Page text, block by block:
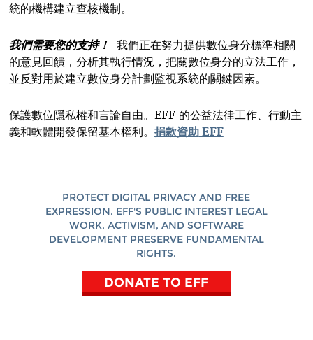
統的機構建立查核機制。
我們需要您的支持！
我們正在努力提供數位身分標準相關
的意見回饋，分析其執行情況，把關數位身分的立法工作，
並反對用於建立數位身分計劃監視系統的關鍵因素。
保護數位隱私權和言論自由。EFF 的公益法律工作、行動主
義和軟體開發保留基本權利。 捐款資助EFF
PROTECT DIGITAL PRIVACY AND FREE
EXPRESSION. EFF'S PUBLIC INTEREST LEGAL
WORK, ACTIVISM, AND SOFTWARE
DEVELOPMENT PRESERVE FUNDAMENTAL
RIGHTS.
DONATE TO EFF